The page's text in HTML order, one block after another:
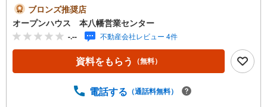
連絡ください！現地を見学される場合は「室内・現地を見
学する（無料）」ボタンよりご希望の日時をご記入いただ
けますとスムーズにご案内が可能です。◎現地のご案内に
ついて・平日や夜遅い時間帯もご案内が可能 ※定休日を除
く・経験豊富なスタッフが物件詳細を丁寧にご説明いたし
ます。・車でご自宅や最寄り駅等、ご指定の場所まで送迎
P相談会 無料物件のご紹介だけでなく住宅ローン・資金
ブロンズ推奨店
オープンハウス 本八幡営業センター
-.-- 不動産会社レビュー 4件
資料をもらう （無料）
電話する （通話料無料）